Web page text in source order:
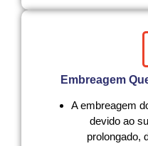
Embreagem
A embreagem
devido ao
prolongado,